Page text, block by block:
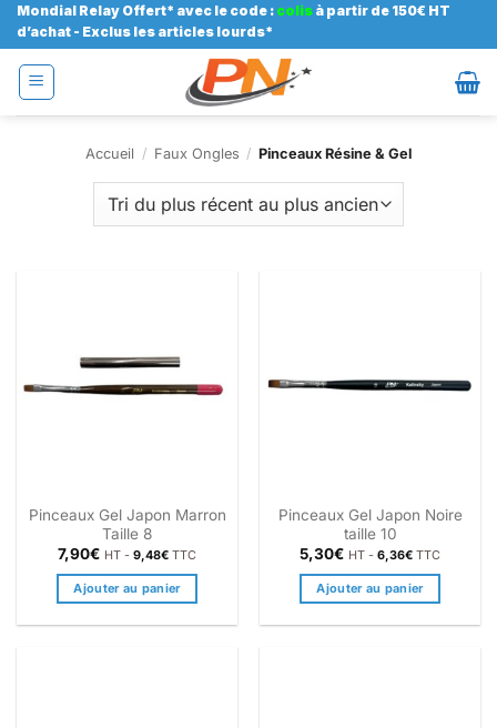
Passer
au
contenu
Mondial Relay Offert* avec le code : colis à partir de 150€ HT
d’achat - Exclus les articles lourds*
Accueil / Faux Ongles / Pinceaux Résine & Gel
Pinceaux Gel Japon Marron
Taille 8
7,90€ HT - 9,48€ TTC
Ajouter au panier
Pinceaux Gel Japon Noire
taille 10
5,30€ HT - 6,36€ TTC
Ajouter au panier